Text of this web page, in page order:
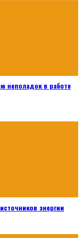
неполадок в работе
энергии